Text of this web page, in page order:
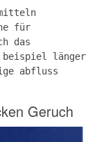
für
das
beispiel länger
abfluss
Geruch